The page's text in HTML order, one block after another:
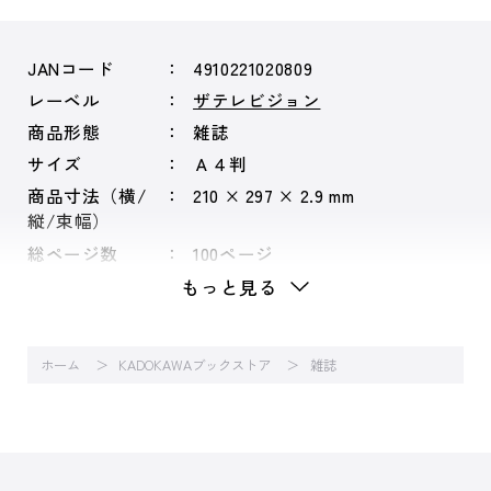
JANコード
4910221020809
レーベル
ザテレビジョン
商品形態
雑誌
サイズ
Ａ４判
商品寸法（横/
縦/束幅）
210 × 297 × 2.9 mm
総ページ数 100ページ
もっと見る
ホーム KADOKAWAブックストア 雑誌